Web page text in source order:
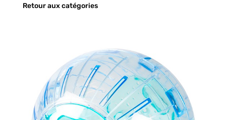
Retour aux catégories